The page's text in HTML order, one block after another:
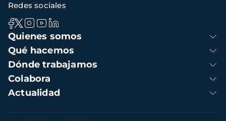
Navegación
principal
Quienes somos
Qué hacemos
Dónde trabajamos
Colabora
Actualidad
Redes sociales